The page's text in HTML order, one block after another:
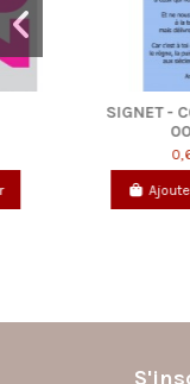
SIGNET - COLIBRI
Ajouter au